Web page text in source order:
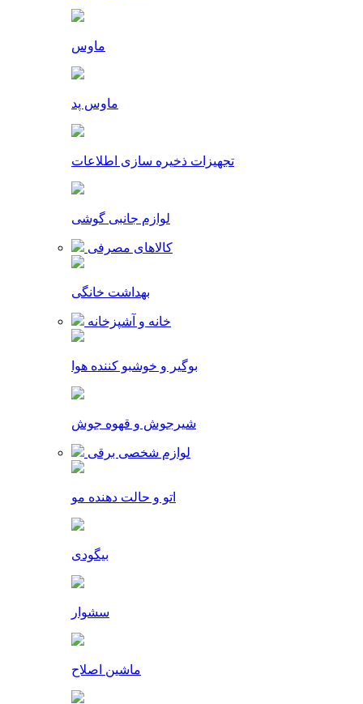
ماوس
ماوس پد
تجهیزات ذخیره سازی اطلاعات
لوازم جانبی گوشی
کالاهای مصرفی
بهداشت خانگی
خانه و آشپزخانه
بوگیر و خوشبو کننده هوا
شیرجوش و قهوه جوش
لوازم شخصی برقی
اتو و حالت دهنده مو
بیگودی
سشوار
ماشین اصلاح